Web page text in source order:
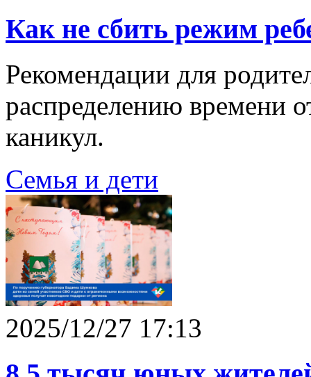
Как не сбить режим
Рекомендации для
распределению времени
каникул.
Семья и дети
2025/12/27 17:13